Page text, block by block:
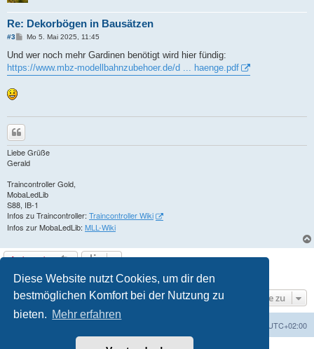
Diese Website nutzt Cookies, um dir den
bestmöglichen Komfort bei der Nutzung zu
bieten. Mehr erfahren
Re: Dekorbögen in Bausätzen
#3
B
r
a
Mo 5. Mai 2025, 11:45
Und wer noch mehr Gardinen benötigt wird hier fündig:
https://www.mbz-modellbahnzubehoer.de/d ... haenge.pdf
Liebe Grüße
Gerald
Traincontroller Gold,
MobaLedLib
S88, IB-1
Infos zu Traincontroller: Traincontroller Wiki
Infos zur MobaLedLib: MLL-Wiki
Antworten
3 Beiträge • Seite von
Gehe zu
UTC+02:00